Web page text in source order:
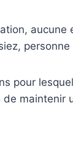
aucune
pour
maintenir